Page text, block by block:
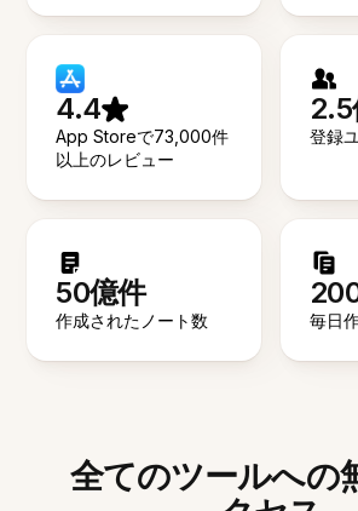
4.4
App Storeで73,000件
以上のレビュー
登録
50億件
作成されたノート数 毎日
全てのツールへの